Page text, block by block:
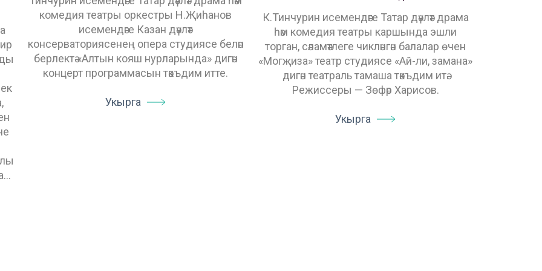
комедия театры оркестры Н.Җиһанов
исемендәге Казан дәүләт
консерваториясенең опера студиясе белән
берлектә «Алтын кояш нурларында» дигән
концерт программасын тәкъдим итте.
Укырга
К.Тинчурин исемендәге Татар дәүләт драма
һәм комедия театры каршында эшли
торган, сәламәтлеге чикләнгән балалар өчен
«Могҗиза» театр студиясе «Ай-ли, замана»
дигән театраль тамаша тәкъдим итә.
Режиссеры — Зөфәр Харисов.
Укырга